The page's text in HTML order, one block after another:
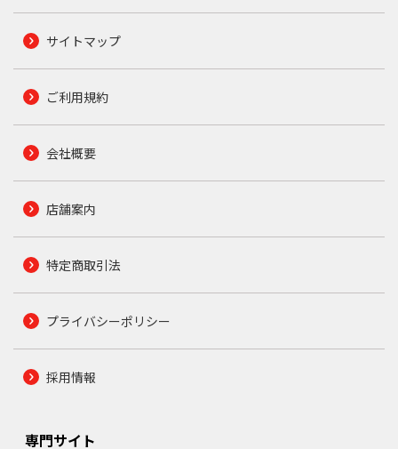
サイトマップ
ご利用規約
会社概要
店舗案内
特定商取引法
プライバシーポリシー
採用情報
専門サイト